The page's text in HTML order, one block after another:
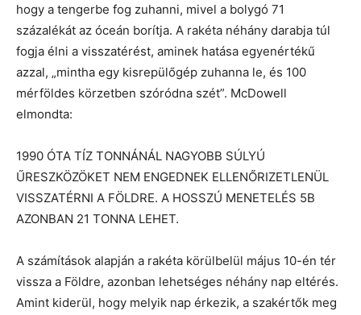
hogy a tengerbe fog zuhanni, mivel a bolygó 71
százalékát az óceán borítja. A rakéta néhány darabja túl
fogja élni a visszatérést, aminek hatása egyenértékű
azzal, „mintha egy kisrepülőgép zuhanna le, és 100
mérföldes körzetben szóródna szét”. McDowell
elmondta:
1990 ÓTA TÍZ TONNÁNÁL NAGYOBB SÚLYÚ
ŰRESZKÖZÖKET NEM ENGEDNEK ELLENŐRIZETLENÜL
VISSZATÉRNI A FÖLDRE. A HOSSZÚ MENETELÉS 5B
AZONBAN 21 TONNA LEHET.
A számítások alapján a rakéta körülbelül május 10-én tér
vissza a Földre, azonban lehetséges néhány nap eltérés.
Amint kiderül, hogy melyik nap érkezik, a szakértők meg